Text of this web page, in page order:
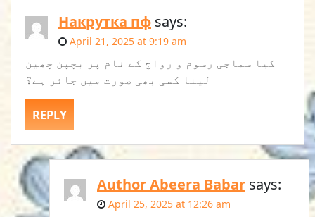
Накрутка пф says:
April 21, 2025 at 9:19 am
کیا سماجی رسوم و رواج کے نام پر بچپن چھین
لینا کسی بھی صورت میں جائز ہے؟
REPLY
Author Abeera Babar says:
April 25, 2025 at 12:26 am